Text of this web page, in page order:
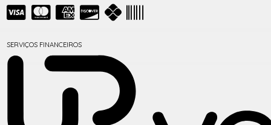
SERVIÇOS FINANCEIROS